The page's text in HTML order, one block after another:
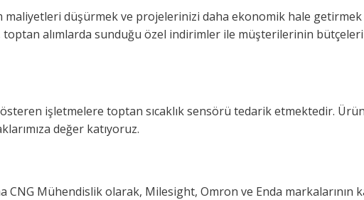
maliyetleri düşürmek ve projelerinizi daha ekonomik hale
toptan alımlarda sunduğu özel indirimler ile müşterilerinin
işletmelere toptan sıcaklık sensörü tedarik etmektedir.
değer katıyoruz.
CNG Mühendislik olarak, Milesight, Omron ve Enda markalarının